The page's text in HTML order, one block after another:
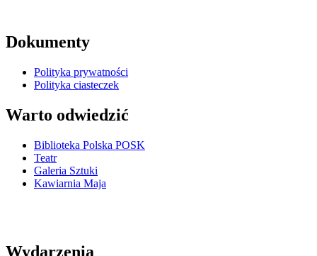
Dokumenty
Polityka prywatności
Polityka ciasteczek
Warto odwiedzić
Biblioteka Polska POSK
Teatr
Galeria Sztuki
Kawiarnia Maja
Wydarzenia